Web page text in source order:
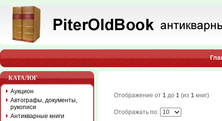
Отображение от 1 до 1 (из 1 книг)
Отображать по:
КАТАЛОГ
Аукцион
Автографы, документы,
рукописи
Антикварные книги